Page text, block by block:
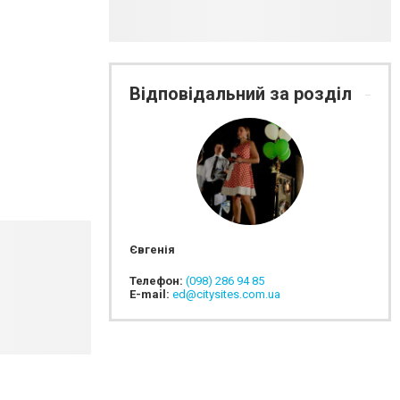
Відповідальний за розділ
Євгенія
Телефон: (098) 286 94 85
E-mail: ed@citysites.com.ua